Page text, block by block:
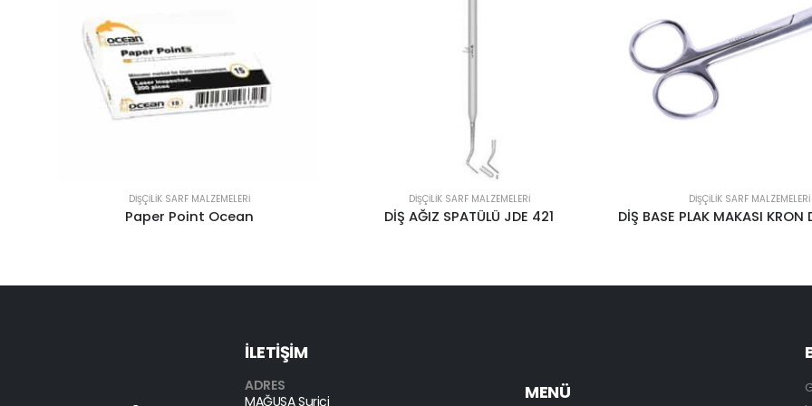
DIŞÇILIK SARF MALZEMELERI
DİŞ AĞIZ SPATÜLÜ JDE 421
DIŞÇILIK SARF MALZEMELERI DIŞÇILIK SARF MALZEMELERI
DİŞ MODELAJ
İLETİŞİM
ADRES
MAĞUSA Suriçi
MENÜ